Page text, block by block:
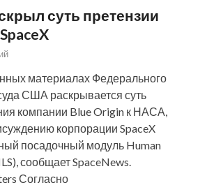
суть претензии
материалах Федерального
США раскрывается суть
компании Blue Origin к НАСА,
корпорации SpaceX
посадочный модуль Human
сообщает SpaceNews.
Согласно